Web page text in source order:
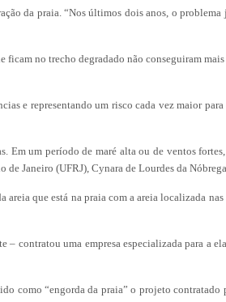
da praia. “Nos últimos dois anos, o problema
no trecho degradado não conseguiram
e representando um risco cada vez maior para
Em um período de maré alta ou de ventos
Janeiro (UFRJ), Cynara de Lourdes da
que está na praia com a areia localizada nas
contratou uma empresa especializada para a
como “engorda da praia” o projeto contratado